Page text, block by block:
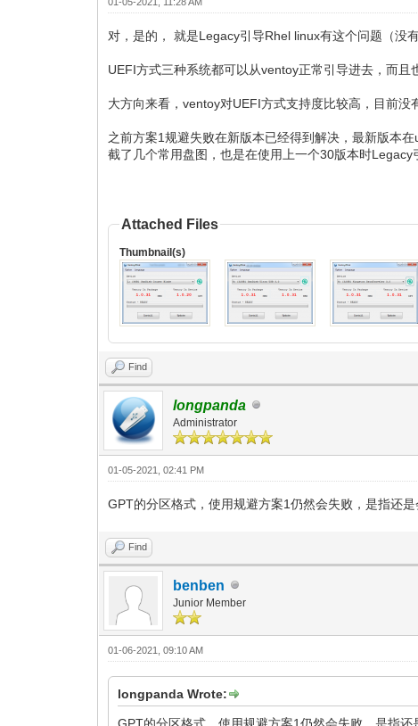
对，是的， 就是Legacy引导Rhel linux有这个问题（没
UEFI方式三种系统都可以从ventoy正常引导进去，而且
大方向来看，ventoy对UEFI方式支持度比较高，目前没
之前方案1规避失败在新版本已经得到解决，最新版本
截了几个常用盘图，也是在使用上一个30版本时
Attached Files
Thumbnail(s)
Find
longpanda
Administrator
01-05-2021, 02:41 PM
GPT的分区格式，使用规避方案1仍然会失败，是指还
Find
benben
Junior Member
01-06-2021, 09:10 AM
longpanda Wrote: